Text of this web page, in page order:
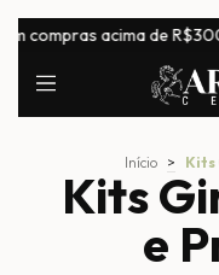
região Sudeste |
Início > Kits
Kits
e